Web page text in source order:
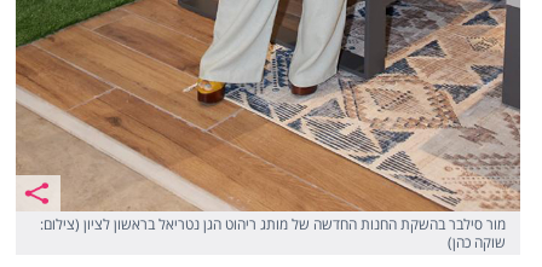
מור סילבר בהשקת החנות החדשה של מותג ריהוט הגן נטריאל בראשון לציון (צילום:
שוקה כהן)